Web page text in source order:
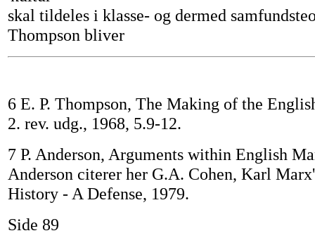
skal tildeles i klasse- og dermed
Thompson bliver
6 E. P. Thompson, The Making of the
2. rev. udg., 1968, 5.9-12.
7 P. Anderson, Arguments within English
Anderson citerer her G.A. Cohen, Karl
History - A Defense, 1979.
Side 89